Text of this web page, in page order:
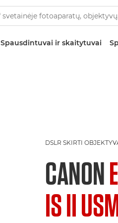
Spausdintuvai ir skaitytuvai
DSLR SKIRTI
CANON
IS II